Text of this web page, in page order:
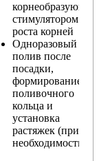
корнеобразующим
стимулятором
роста корней
Одноразовый
полив после
посадки,
формирование
поливочного
кольца и
установка
растяжек (при
необходимости)